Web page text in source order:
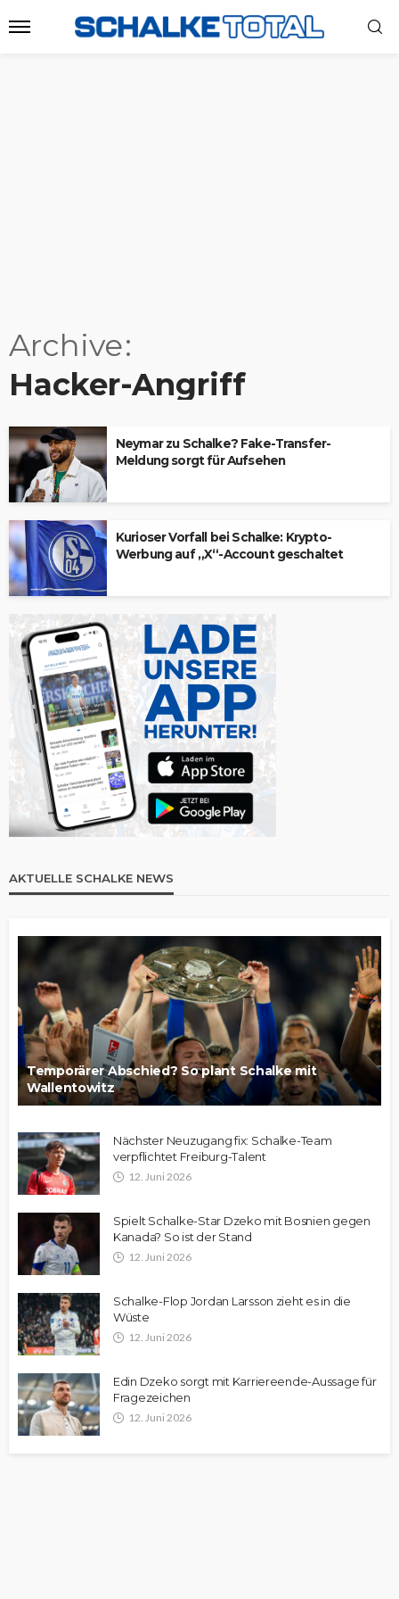
Archive
Hacker-Angriff
Neymar zu Schalke? Fake-Transfer-
Meldung sorgt für Aufsehen
Kurioser Vorfall bei Schalke: Krypto-
Werbung auf „X“-Account geschaltet
AKTUELLE SCHALKE NEWS
Temporärer Abschied? So plant Schalke mit
Wallentowitz
Nächster Neuzugang fix: Schalke-Team
verpflichtet Freiburg-Talent
12. Juni 2026
Spielt Schalke-Star Dzeko mit Bosnien gegen
Kanada? So ist der Stand
12. Juni 2026
Schalke-Flop Jordan Larsson zieht es in die
Wüste
12. Juni 2026
Edin Dzeko sorgt mit Karriereende-Aussage für
Fragezeichen
12. Juni 2026